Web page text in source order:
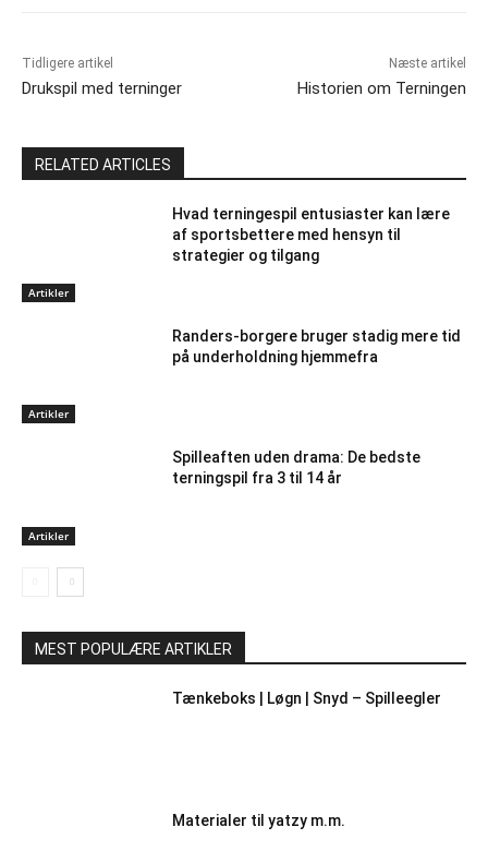
Tidligere artikel
Drukspil med terninger
Næste artikel
Historien om Terningen
RELATED ARTICLES
Artikler
Hvad terningespil entusiaster kan lære
af sportsbettere med hensyn til
strategier og tilgang
Artikler
Randers-borgere bruger stadig mere tid
på underholdning hjemmefra
Artikler
Spilleaften uden drama: De bedste
terningspil fra 3 til 14 år
MEST POPULÆRE ARTIKLER
Tænkeboks | Løgn | Snyd – Spilleegler
Materialer til yatzy m.m.